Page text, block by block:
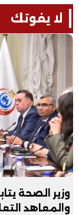
لا يفوتك
وزير الصحة
والمعاهد